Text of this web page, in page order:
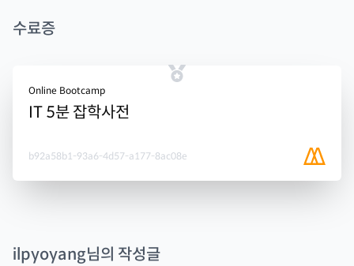
수료증
Online Bootcamp
IT 5분 잡학사전
b92a58b1-93a6-4d57-a177-8ac08e
ilpyoyang님의 작성글